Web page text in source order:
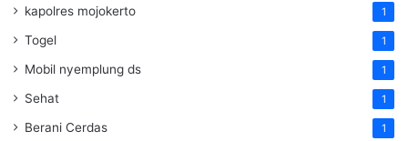
kapolres mojokerto 1
Togel 1
Mobil nyemplung ds 1
Sehat 1
Berani Cerdas 1